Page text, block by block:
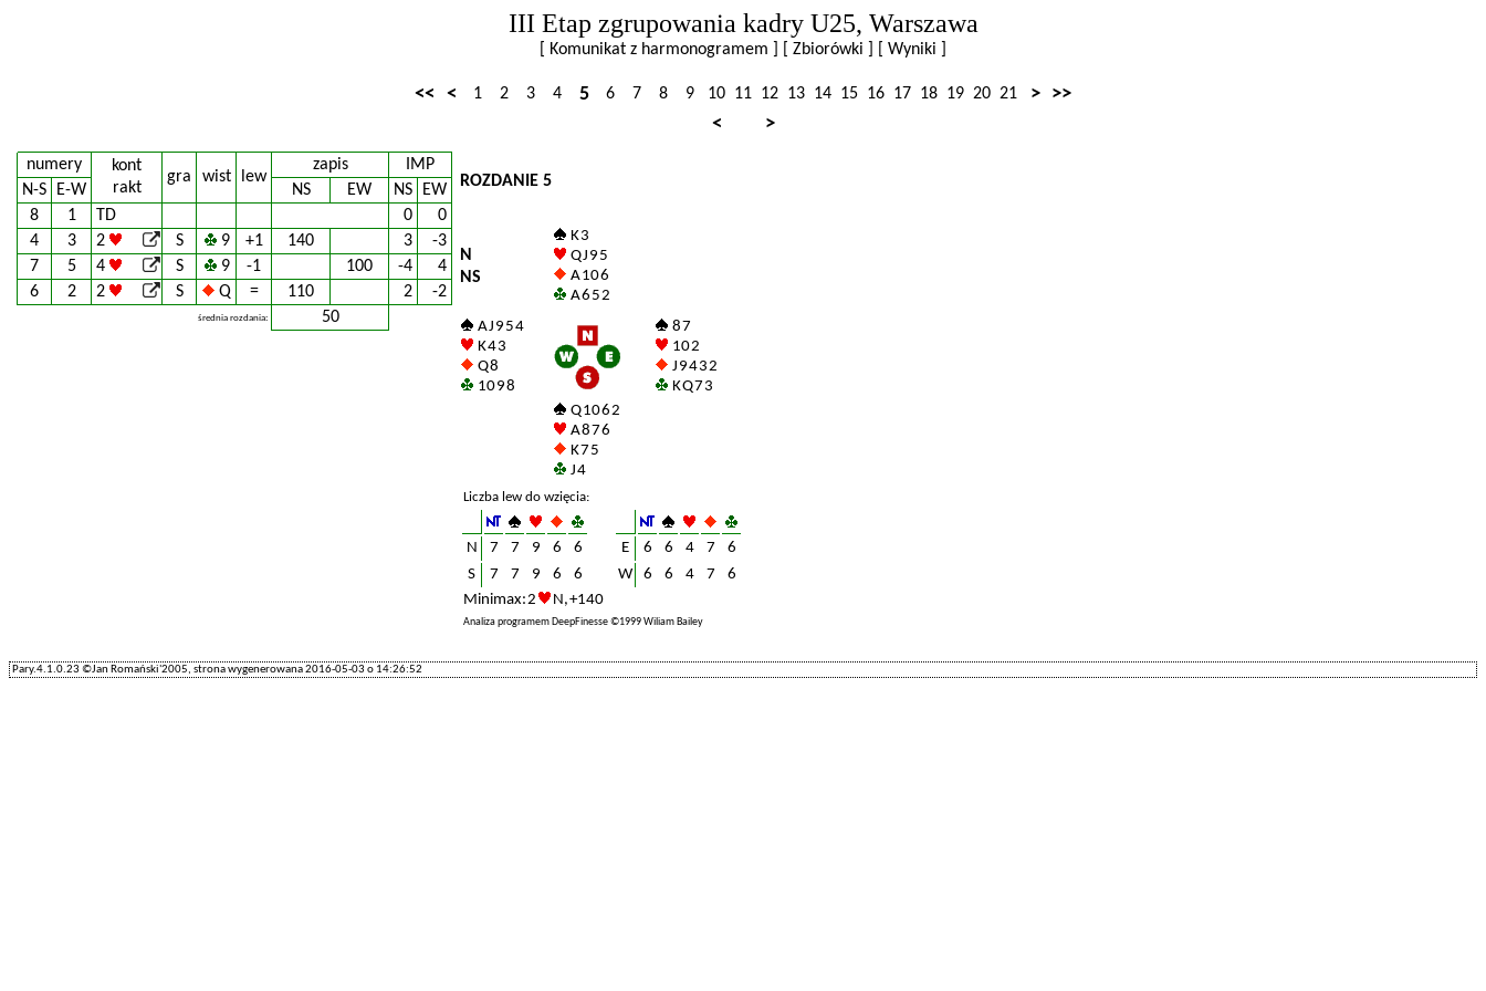
III Etap zgrupowania kadry U25, Warszawa
[ Komunikat z harmonogramem ] [ Zbiorówki ] [ Wyniki ]
<< < 1 2 3 4 5 6 7 8 9 10 11 12 13 14 15 16 17 18 19 20 21 > >>
<
>
numery
kont
rakt
gra wist lew
zapis
IMP
N-S
E-W NS EW NS
EW
8
1 TD 0
0
4
3 2 S 9 +1 140 3
-3
7
5 4 S 9 -1 100 -4
4
6
2 2 S Q = 110 2 -2
średnia rozdania: 50
ROZDANIE 5
N
NS
K 3
Q J 9 5
A 10 6
A 6 5 2
A J 9 5 4
K 4 3
Q 8
10 9 8
8 7
10 2
J 9 4 3 2
K Q 7 3
Q 10 6 2
A 8 7 6
K 7 5
J 4
Liczba lew do wzięcia:
N 7 7 9 6 6 E 6 6 4 7
6
S
7 7 9 6 6 W 6 6 4 7
6
Minimax: 2
N, +140
Analiza programem DeepFinesse ©1999 Wiliam Bailey
Pary.4.1.0.23 ©Jan Romański'2005, strona wygenerowana 2016-05-03 o 14:26:52